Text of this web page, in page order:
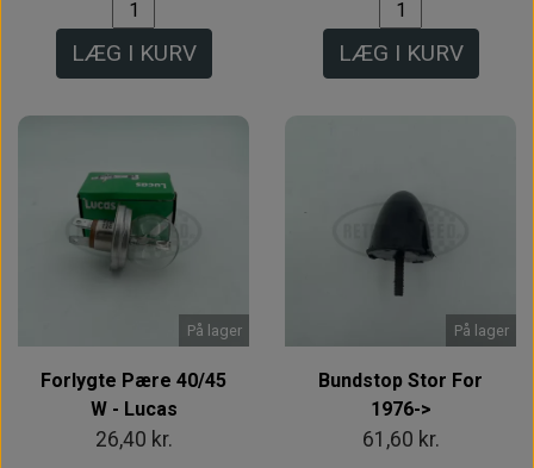
LÆG I KURV LÆG I KURV
På lager
Forlygte Pære 40/45
W - Lucas
26,40 kr.
På lager
Bundstop Stor For
1976->
61,60 kr.